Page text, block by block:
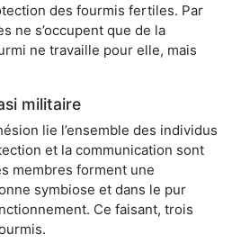
des fourmis fertiles. Par
ne s’occupent que de la
ne travaille pour elle, mais
militaire
lie l’ensemble des individus
et la communication sont
membres forment une
symbiose et dans le pur
Ce faisant, trois